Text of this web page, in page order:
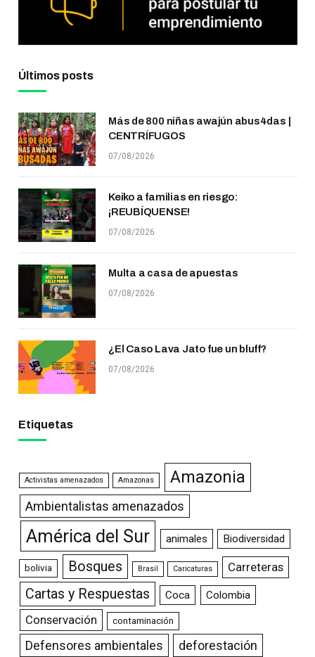
Últimos posts
Más de 800 niñas awajún abus4das |
CENTRÍFUGOS
07/08/2026
Keiko a familias en riesgo:
¡REUBÍQUENSE!
07/08/2026
Multa a casa de apuestas
07/08/2026
¿El Caso Lava Jato fue un bluff?
07/08/2026
Etiquetas
Activistas amenazados Amazonas Amazonia
Ambientalistas amenazados
América del Sur animales Biodiversidad
bolivia Bosques Brasil Caricaturas Carreteras
Cartas y Respuestas Coca Colombia
Conservación contaminación
Defensores ambientales deforestación